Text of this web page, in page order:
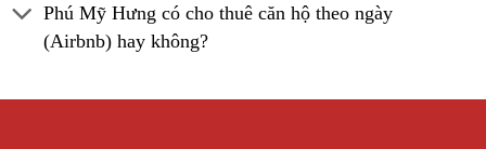
Phú Mỹ Hưng có cho thuê căn hộ theo ngày
(Airbnb) hay không?